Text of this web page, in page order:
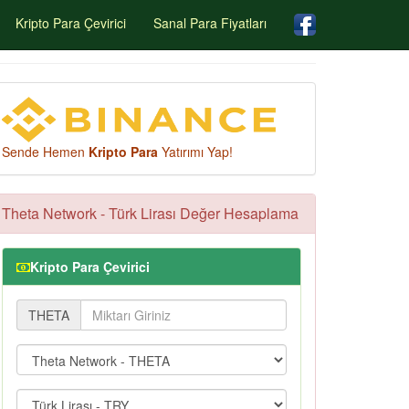
Kripto Para Çevirici Sanal Para Fiyatları
Sende Hemen Kripto Para Yatırımı Yap!
Theta Network - Türk Lirası Değer Hesaplama
Kripto Para Çevirici
THETA